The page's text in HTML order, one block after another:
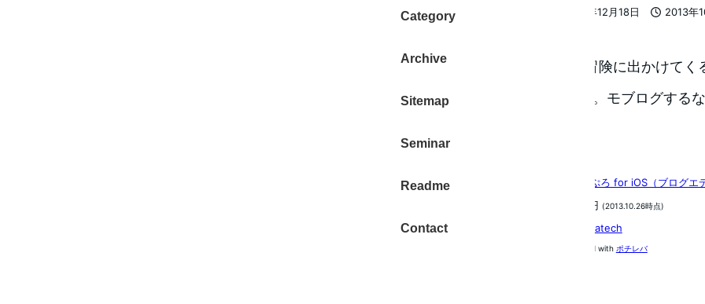
Category
Archive
Sitemap
Seminar
Readme
Contact
2013年12月18日
2013年
著
大東 信仁（ものくろ）
最近モブログの可能性を探す冒険に出かけてく
ハンを出発した ものくろ です。モブログする
するぷろ for iOS（ブログエ
500円 (2013.10.26時点)
Gachatech
posted with ポチレバ